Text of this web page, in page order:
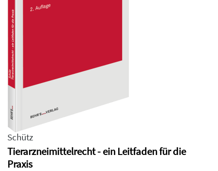
Schütz
Tierarzneimittelrecht - ein Leitfaden für die
Praxis